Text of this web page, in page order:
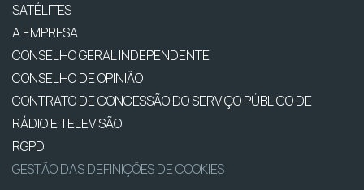
SATÉLITES
A EMPRESA
CONSELHO GERAL INDEPENDENTE
CONSELHO DE OPINIÃO
CONTRATO DE CONCESSÃO DO SERVIÇO PÚBLICO DE
RÁDIO E TELEVISÃO
RGPD
GESTÃO DAS DEFINIÇÕES DE COOKIES